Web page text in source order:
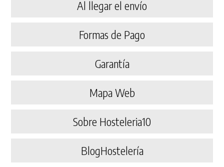
Al llegar el envío
Formas de Pago
Garantía
Mapa Web
Sobre Hosteleria10
BlogHostelería